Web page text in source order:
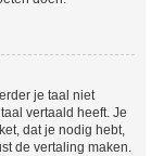
je taal niet
vertaald heeft. Je
dat je nodig hebt,
de vertaling maken.